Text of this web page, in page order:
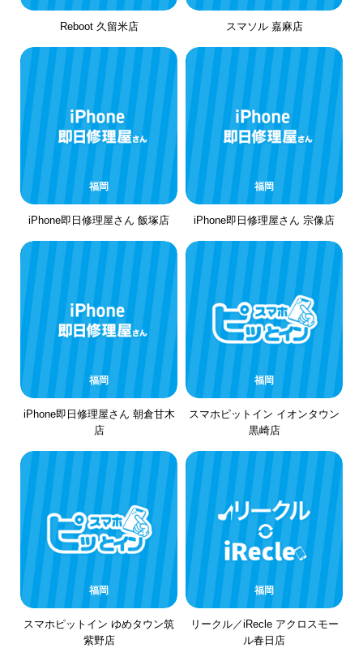
Reboot 久留米店 スマソル 嘉麻店
福岡
iPhone即日修理屋さん 飯塚店
福岡
iPhone即日修理屋さん 宗像店
福岡
iPhone即日修理屋さん 朝倉甘木
店
福岡
スマホピットイン イオンタウン
黒崎店
福岡
スマホピットイン ゆめタウン筑
紫野店
福岡
リークル／iRecle アクロスモー
ル春日店